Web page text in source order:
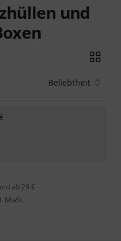
und
Beliebtheit
ab 29 €
MwSt.